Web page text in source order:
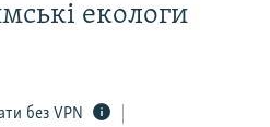
екологи
без VPN